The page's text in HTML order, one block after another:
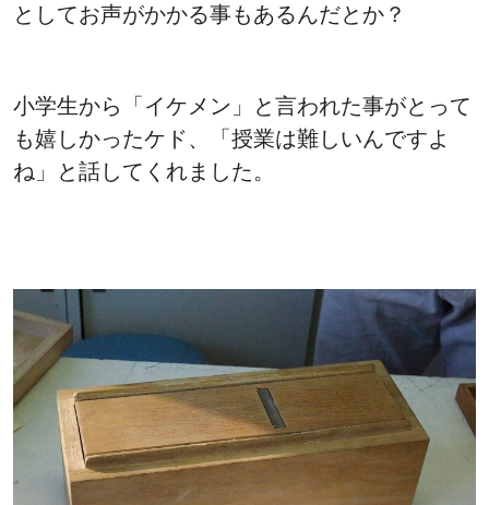
としてお声がかかる事もあるんだとか？
小学生から「イケメン」と言われた事がとって
も嬉しかったケド、「授業は難しいんですよ
ね」と話してくれました。